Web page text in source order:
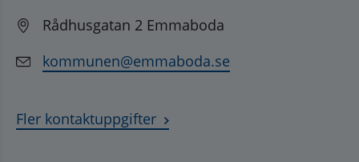
Rådhusgatan 2 Emmaboda
kommunen@emmaboda.se
Fler kontaktuppgifter